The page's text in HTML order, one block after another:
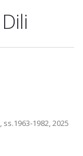
ss.1963-1982, 2025